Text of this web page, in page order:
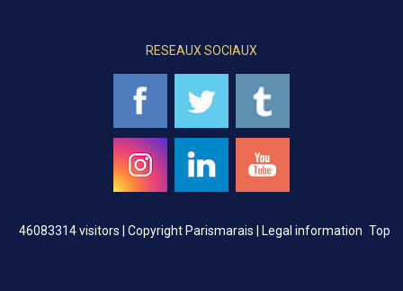
RESEAUX SOCIAUX
46083314 visitors | Copyright Parismarais | Legal information Top